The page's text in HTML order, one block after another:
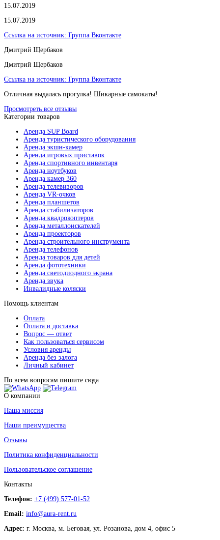
15.07.2019
15.07.2019
Ссылка на источник: Группа Вконтакте
Дмитрий Щербаков
Дмитрий Щербаков
Ссылка на источник: Группа Вконтакте
Отличная выдалась прогулка! Шикарные самокаты!
Просмотреть все отзывы
Категории товаров
Аренда SUP Board
Аренда туристического оборудования
Аренда экшн-камер
Аренда игровых приставок
Аренда спортивного инвентаря
Аренда ноутбуков
Аренда камер 360
Аренда телевизоров
Аренда VR-очков
Аренда планшетов
Аренда стабилизаторов
Аренда квадрокоптеров
Аренда металлоискателей
Аренда проекторов
Аренда строительного инструмента
Аренда телефонов
Аренда товаров для детей
Аренда фототехники
Аренда светодиодного экрана
Аренда звука
Инвалидные коляски
Помощь клиентам
Оплата
Оплата и доставка
Вопрос — ответ
Как пользоваться сервисом
Условия аренды
Аренда без залога
Личный кабинет
По всем вопросам пишите сюда
О компании
Наша миссия
Наши преимущества
Отзывы
Политика конфиденциальности
Пользовательское соглашение
Контакты
Телефон: +7 (499) 577-01-52
Email: info@aura-rent.ru
Адрес: г. Москва, м. Беговая, ул. Розанова, дом 4, офис 5